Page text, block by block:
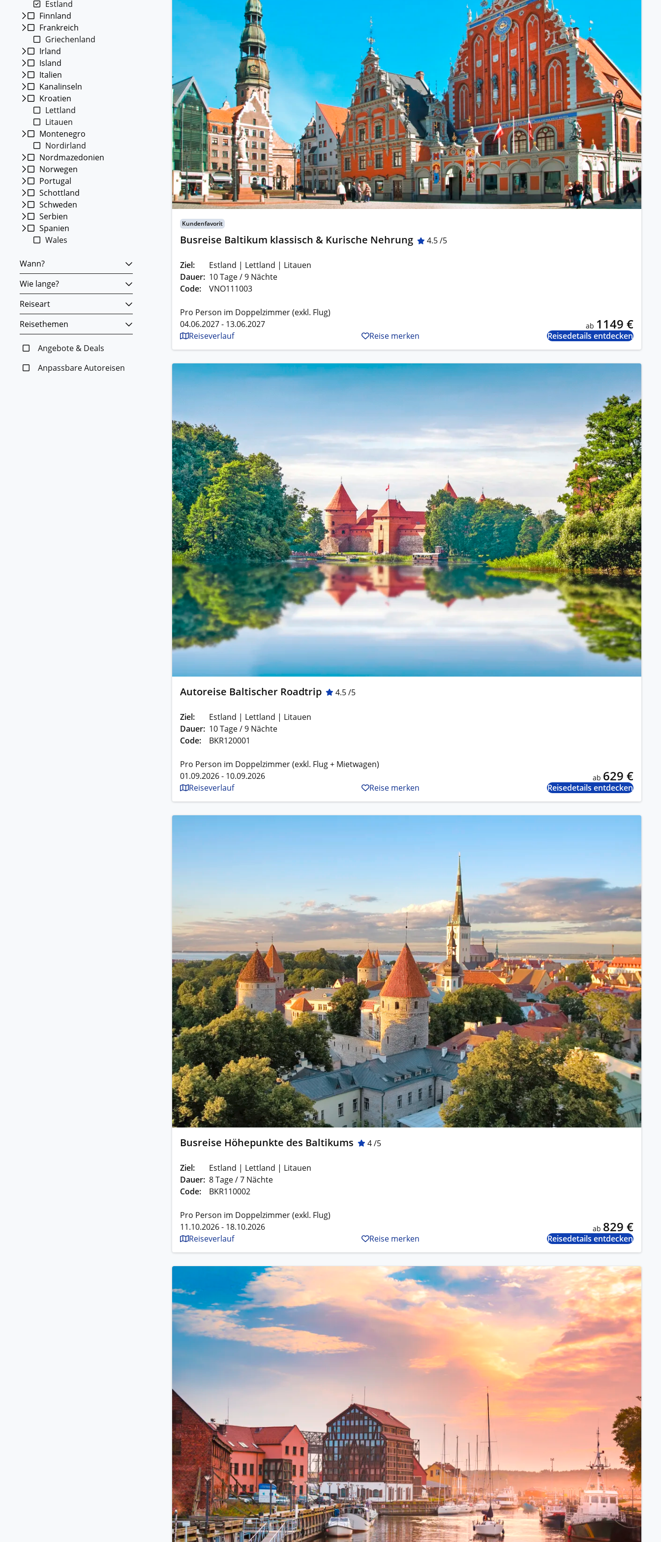
Kleingruppenreisen
Reisen in kleinen Gruppen mit max. 18
Teilnehmern – persönlich, intensiv und
Alle Gruppenreisen
Eine Stadt als Ausgangspunkt für spannende
Erkundungen und Ausflüge in die Umgebung.
Alle Autoreisen & mehr
Landausflüge
Sehenswürdigkeiten an Land entdecken.
Alle Schiffsreisen
Estland
Finnland
Frankreich
Griechenland
Irland
Island
Italien
Kanalinseln
Kroatien
Lettland
Litauen
Montenegro
Nordirland
Nordmazedonien
Norwegen
Portugal
Schottland
Schweden
Serbien
Spanien
Wales
Wann?
Wie lange?
Reiseart
Reisethemen
Angebote & Deals
Anpassbare Autoreisen
Kundenfavorit
Busreise Baltikum klassisch & Kurische Nehrung 4.5 /5
Ziel:
Estland | Lettland | Litauen
Dauer: 10 Tage / 9 Nächte
Code:
VNO111003
Pro Person im Doppelzimmer (exkl. Flug)
04.06.2027 - 13.06.2027
ab 1149 €
Reiseverlauf Reise merken Reisedetails entdecken
Autoreise Baltischer Roadtrip 4.5 /5
Ziel:
Estland | Lettland | Litauen
Dauer: 10 Tage / 9 Nächte
Code:
BKR120001
Pro Person im Doppelzimmer (exkl. Flug + Mietwagen)
01.09.2026 - 10.09.2026
ab 629 €
Reiseverlauf Reise merken Reisedetails entdecken
Busreise Höhepunkte des Baltikums 4 /5
Ziel:
Estland | Lettland | Litauen
Dauer: 8 Tage / 7 Nächte
Code:
BKR110002
Pro Person im Doppelzimmer (exkl. Flug)
11.10.2026 - 18.10.2026
ab 829 €
Reiseverlauf Reise merken Reisedetails entdecken